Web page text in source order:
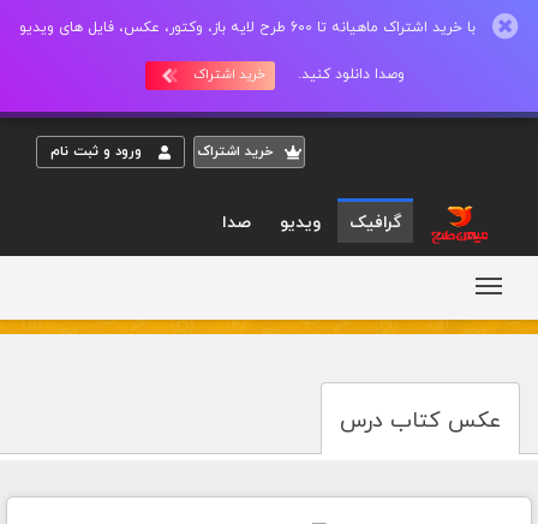
با خرید اشتراک ماهیانه تا 600 طرح لایه باز، وکتور، عکس، فایل های ویدیو
وصدا دانلود کنید. خرید اشتراک
خريد اشتراک ورود و ثبت نام
گرافیک ویدیو صدا
عکس کتاب درس